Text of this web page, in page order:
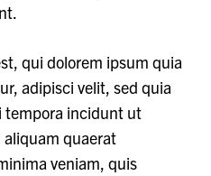
qui dolorem ipsum quia
adipisci velit, sed quia
tempora incidunt ut
aliquam quaerat
veniam, quis